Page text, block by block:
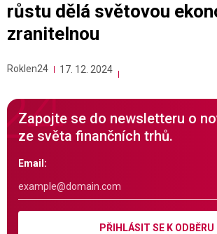
růstu dělá světovou
zranitelnou
Roklen24 17. 12. 2024
Zapojte se do newsletteru o
ze světa finančních trhů.
Email:
PŘIHLÁSIT SE K ODBĚRU